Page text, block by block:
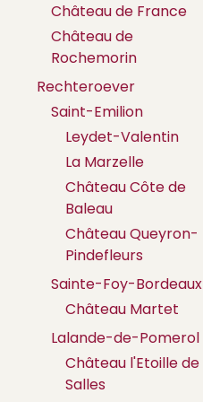
Château de France
Château de
Rochemorin
Rechteroever
Saint-Emilion
Leydet-Valentin
La Marzelle
Château Côte de
Baleau
Château Queyron-
Pindefleurs
Sainte-Foy-Bordeaux
Château Martet
Lalande-de-Pomerol
Château l'Etoille de
Salles